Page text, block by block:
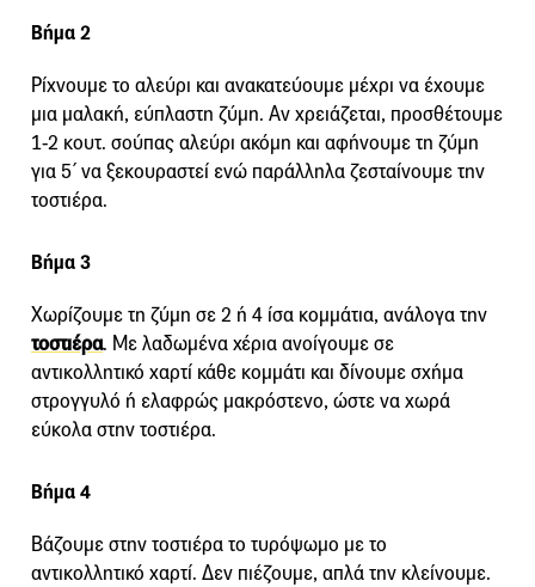
Βήμα 2
Ρίχνουμε το αλεύρι και ανακατεύουμε μέχρι να έχουμε
μια μαλακή, εύπλαστη ζύμη. Αν χρειάζεται, προσθέτουμε
1-2 κουτ. σούπας αλεύρι ακόμη και αφήνουμε τη ζύμη
για 5΄ να ξεκουραστεί ενώ παράλληλα ζεσταίνουμε την
τοστιέρα.
Βήμα 3
Χωρίζουμε τη ζύμη σε 2 ή 4 ίσα κομμάτια, ανάλογα την
τοστιέρα. Με λαδωμένα χέρια ανοίγουμε σε
αντικολλητικό χαρτί κάθε κομμάτι και δίνουμε σχήμα
στρογγυλό ή ελαφρώς μακρόστενο, ώστε να χωρά
εύκολα στην τοστιέρα.
Βήμα 4
Βάζουμε στην τοστιέρα το τυρόψωμο με το
αντικολλητικό χαρτί. Δεν πιέζουμε, απλά την κλείνουμε.